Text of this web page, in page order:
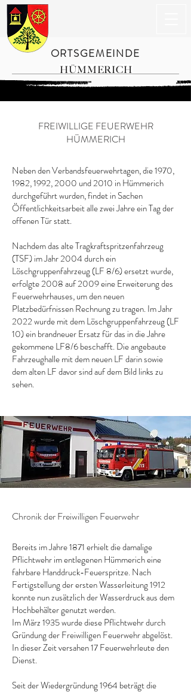
ORTSGEMEINDE
HÜMMERICH
FREIWILLIGE FEUERWEHR
HÜMMERICH
Neben den Verbandsfeuerwehrtagen, die 1970,
1982, 1992, 2000 und 2010 in Hümmerich
durchgeführt wurden, findet in Sachen
Öffentlichkeitsarbeit alle zwei Jahre ein Tag der
offenen Tür statt.
Nachdem das alte Tragkraftspritzenfahrzeug
(TSF) im Jahr 2004 durch ein
Löschgruppenfahrzeug (LF 8/6) ersetzt wurde,
erfolgte 2008 auf 2009 eine Erweiterung des
Feuerwehrhauses, um den neuen
Platzbedürfnissen Rechnung zu tragen. Im Jahr
2022 wurde mit dem Löschgruppenfahrzeug (LF
10) ein brandneuer Ersatz für das in die Jahre
gekommene LF8/6 beschafft. Die angebaute
Fahrzeughalle mit dem neuen LF darin sowie
dem alten LF davor sind auf dem Bild links zu
sehen.
Chronik der Freiwilligen Feuerwehr
Bereits im Jahre 1871 erhielt die damalige
Pflichtwehr im entlegenen Hümmerich eine
fahrbare Handdruck-Feuerspritze. Nach
Fertigstellung der ersten Wasserleitung 1912
konnte nun zusätzlich der Wasserdruck aus dem
Hochbehälter genutzt werden.
Im März 1935 wurde diese Pflichtwehr durch
Gründung der Freiwilligen Feuerwehr abgelöst.
In dieser Zeit versahen 17 Feuerwehrleute den
Dienst.
Seit der Wiedergründung 1964 beträgt die